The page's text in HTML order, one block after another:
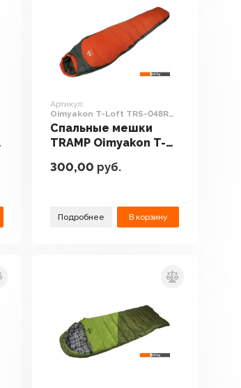
Артикул:
Oimyakon T-Loft TRS-048R
(левая молния)
Спальные мешки
TRAMP Oimyakon T-
молния)
300,00 руб.
Подробнее В корзину